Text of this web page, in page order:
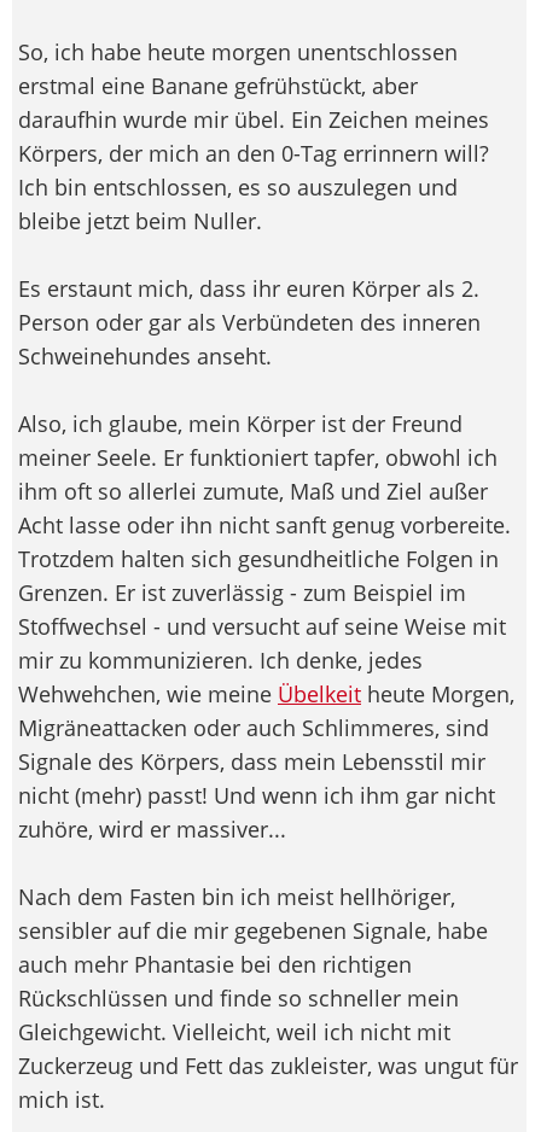
So, ich habe heute morgen unentschlossen
erstmal eine Banane gefrühstückt, aber
daraufhin wurde mir übel. Ein Zeichen meines
Körpers, der mich an den 0-Tag errinnern will?
Ich bin entschlossen, es so auszulegen und
bleibe jetzt beim Nuller.
Es erstaunt mich, dass ihr euren Körper als 2.
Person oder gar als Verbündeten des inneren
Schweinehundes anseht.
Also, ich glaube, mein Körper ist der Freund
meiner Seele. Er funktioniert tapfer, obwohl ich
ihm oft so allerlei zumute, Maß und Ziel außer
Acht lasse oder ihn nicht sanft genug vorbereite.
Trotzdem halten sich gesundheitliche Folgen in
Grenzen. Er ist zuverlässig - zum Beispiel im
Stoffwechsel - und versucht auf seine Weise mit
mir zu kommunizieren. Ich denke, jedes
Wehwehchen, wie meine Übelkeit heute Morgen,
Migräneattacken oder auch Schlimmeres, sind
Signale des Körpers, dass mein Lebensstil mir
nicht (mehr) passt! Und wenn ich ihm gar nicht
zuhöre, wird er massiver...
Nach dem Fasten bin ich meist hellhöriger,
sensibler auf die mir gegebenen Signale, habe
auch mehr Phantasie bei den richtigen
Rückschlüssen und finde so schneller mein
Gleichgewicht. Vielleicht, weil ich nicht mit
Zuckerzeug und Fett das zukleister, was ungut für
mich ist.